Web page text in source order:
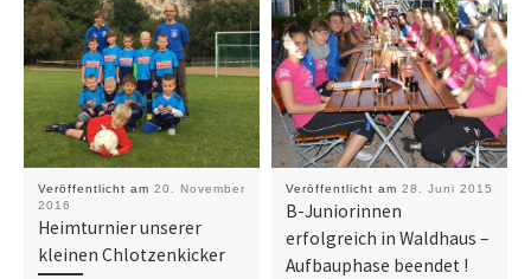
Veröffentlicht am 20. November
2016
Heimturnier unserer
kleinen Chlotzenkicker
Veröffentlicht am 28. Juni 2015
B-Juniorinnen
erfolgreich in Waldhaus –
Aufbauphase beendet !